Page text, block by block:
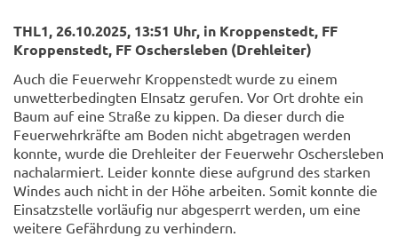
THL1, 26.10.2025, 13:51 Uhr, in Kroppenstedt, FF
Kroppenstedt, FF Oschersleben (Drehleiter)
Auch die Feuerwehr Kroppenstedt wurde zu einem
unwetterbedingten EInsatz gerufen. Vor Ort drohte ein
Baum auf eine Straße zu kippen. Da dieser durch die
Feuerwehrkräfte am Boden nicht abgetragen werden
konnte, wurde die Drehleiter der Feuerwehr Oschersleben
nachalarmiert. Leider konnte diese aufgrund des starken
Windes auch nicht in der Höhe arbeiten. Somit konnte die
Einsatzstelle vorläufig nur abgesperrt werden, um eine
weitere Gefährdung zu verhindern.